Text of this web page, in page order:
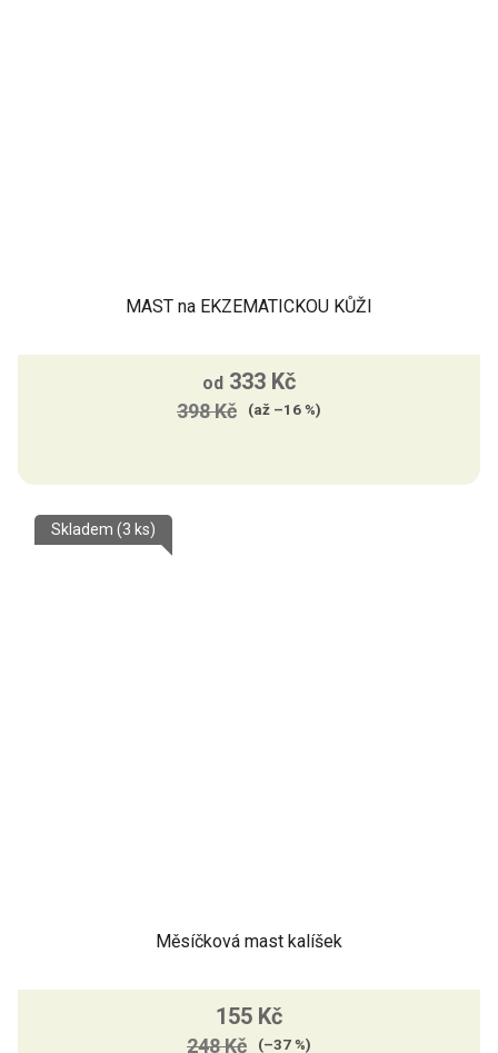
MAST na EKZEMATICKOU KŮŽI
Průměrné
hodnocení
produktu
od 333 Kč
398 Kč (až –16 %)
Měsíčková mast kalíšek
Skladem (3 ks)
155 Kč
248 Kč (–37 %)